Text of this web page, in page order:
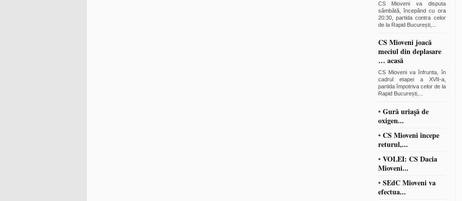
CS Mioveni va disputa
sâmbătă, începând cu ora
20:30, partida contra celor
de la Rapid București,
CS Mioveni joacă
meciul din deplasare
… acasă
CS Mioveni va înfrunta, în
cadrul etapei a XVII-a,
partida împotriva celor de la
Rapid București,
•Gură uriașă de
oxigen...
•CS Mioveni începe
returul,...
•VOLEI: CS Dacia
Mioveni...
•SEdC Mioveni va
efectua...